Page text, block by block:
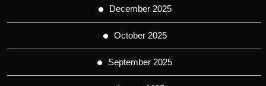
December 2025
October 2025
September 2025